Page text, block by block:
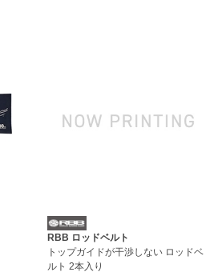
RBB ロッドベルト
トップガイドが干渉しない ロッドベ
ルト 2本入り